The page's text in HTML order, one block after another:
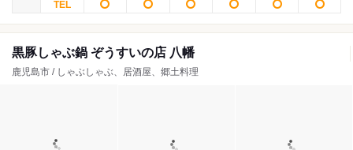
黒豚しゃぶ鍋 ぞうすいの店 八幡
鹿児島市 / しゃぶしゃぶ、居酒屋、郷土料理